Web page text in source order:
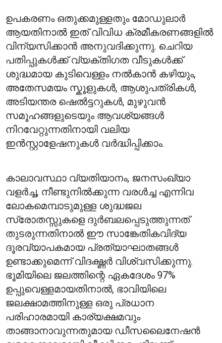
ഉപകരണം ഒതുക്കമുള്ളതും മോഡുലാർ
ആയതിനാൽ ഇത് വിവിധ ക്രമീകരണങ്ങളിൽ
വിന്യസിക്കാൻ അനുവദിക്കുന്നു. ചെറിയ
പതിപ്പുകൾക്ക് വ്യക്തിഗത വീടുകൾക്ക്
ശുദ്ധമായ കുടിവെള്ളം നൽകാൻ കഴിയും,
അതേസമയം സ്കൂളുകൾ, ആശുപത്രികൾ,
അടിയന്തര ഷെൽട്ടറുകൾ, മുഴുവൻ
സമൂഹങ്ങളുടെയും ആവശ്യങ്ങൾ
നിറവേറ്റുന്നതിനായി വലിയ
ഇൻസ്റ്റാളേഷനുകൾ വർദ്ധിപ്പിക്കാം.
കാലാവസ്ഥാ വ്യതിയാനം, ജനസംഖ്യാ
വളർച്ച, നീണ്ടുനിൽക്കുന്ന വരൾച്ച എന്നിവ
ലോകമെമ്പാടുമുള്ള ശുദ്ധജല
സ്രോതസ്സുകളെ ദുർബലപ്പെടുത്തുന്നത്
തുടരുന്നതിനാൽ ഈ സാങ്കേതികവിദ്യ
ദൂരവ്യാപകമായ പ്രത്യാഘാതങ്ങൾ
ഉണ്ടാക്കുമെന്ന് വിദഗ്ദ്ധർ വിശ്വസിക്കുന്നു.
ഭൂമിയിലെ ജലത്തിന്റെ ഏകദേശം 97%
ഉപ്പുവെള്ളമായതിനാൽ, ഭാവിയിലെ
ജലക്ഷാമത്തിനുള്ള ഒരു പ്രധാന
പരിഹാരമായി കാര്യക്ഷമവും
താങ്ങാനാവുന്നതുമായ ഡീസലൈനേഷൻ